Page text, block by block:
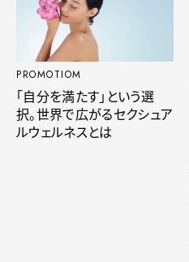
PROMOTIOM
「自分を満たす」という選
択。世界で広がるセクシュア
ルウェルネスとは